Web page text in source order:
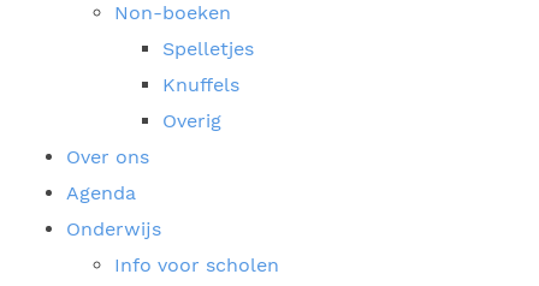
Non-boeken
Spelletjes
Knuffels
Overig
Over ons
Agenda
Onderwijs
Info voor scholen